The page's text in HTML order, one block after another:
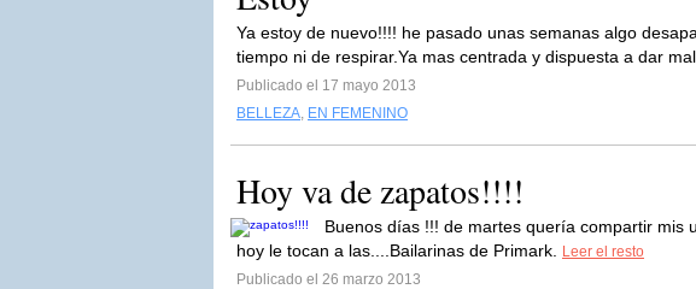
Ya estoy de nuevo!!!! he pasado unas semanas algo
tiempo ni de respirar.Ya mas centrada y dispuesta a dar
Publicado el 17 mayo 2013
BELLEZA, EN FEMENINO
Hoy va de zapatos!!!!
Buenos días !!! de martes quería compartir mis
hoy le tocan a las....Bailarinas de Primark.
Leer el resto
Publicado el 26 marzo 2013